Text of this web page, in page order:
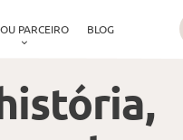
PARCEIRO BLOG